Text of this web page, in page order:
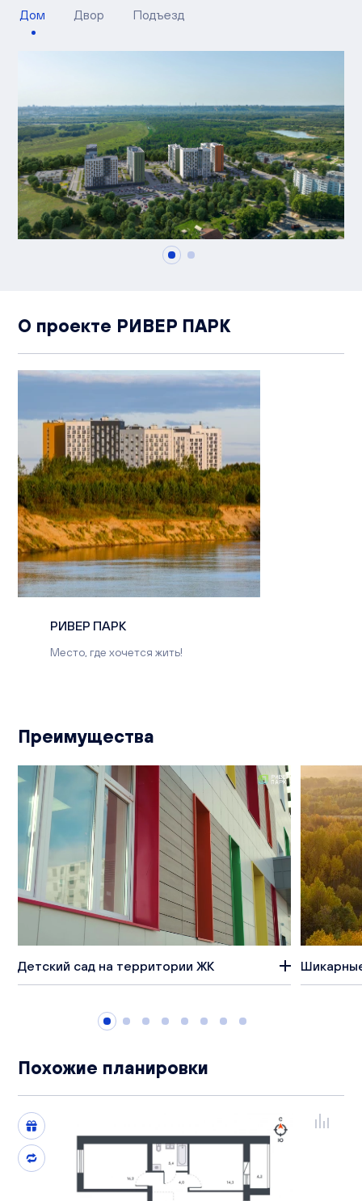
Дом Двор Подъезд
О проекте РИВЕР ПАРК
РИВЕР ПАРК
Место, где хочется жить!
Преимущества
Детский сад на территории ЖК
Похожие планировки